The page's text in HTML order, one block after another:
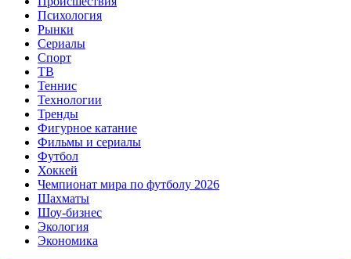
Психология
Рынки
Сериалы
Спорт
ТВ
Теннис
Технологии
Тренды
Фигурное катание
Фильмы и сериалы
Футбол
Хоккей
Чемпионат мира по футболу 2026
Шахматы
Шоу-бизнес
Экология
Экономика